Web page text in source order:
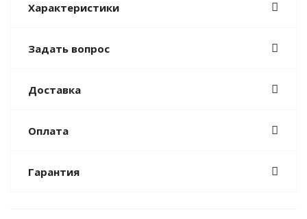
Характеристики
Задать вопрос
Доставка
Оплата
Гарантия